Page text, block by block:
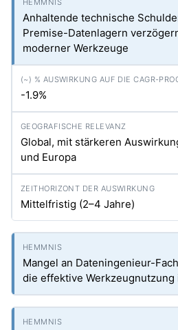
Anhaltende technische
Premise-Datenlagern
moderner Werkzeuge
-1.9%
Global, mit stärkeren
und Europa
Mittelfristig (2–4 Jahre)
Mangel an Dateningenieur-
die effektive Werkzeugnutzung